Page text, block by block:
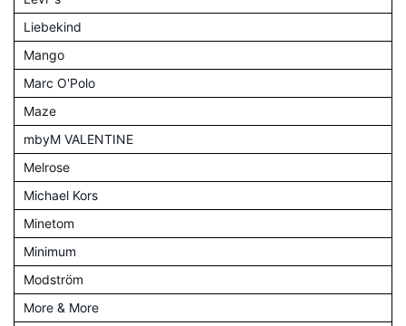
Liebekind
Mango
Marc O'Polo
Maze
mbyM VALENTINE
Melrose
Michael Kors
Minetom
Minimum
Modström
More & More